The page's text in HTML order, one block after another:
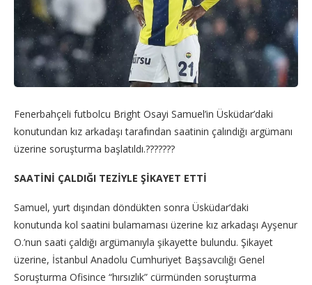
Fenerbahçeli futbolcu Bright Osayi Samuel’in Üsküdar’daki
konutundan kız arkadaşı tarafından saatinin çalındığı argümanı
üzerine soruşturma başlatıldı.???????
SAATİNİ ÇALDIĞI TEZİYLE ŞİKAYET ETTİ
Samuel, yurt dışından döndükten sonra Üsküdar’daki
konutunda kol saatini bulamaması üzerine kız arkadaşı Ayşenur
O.’nun saati çaldığı argümanıyla şikayette bulundu. Şikayet
üzerine, İstanbul Anadolu Cumhuriyet Başsavcılığı Genel
Soruşturma Ofisince “hırsızlık” cürmünden soruşturma